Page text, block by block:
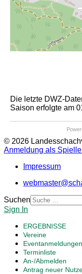
Die letzte DWZ-
Saison erfolgte am
© 2026
Anmeldung als
Impressum
Suchen
Sign In
ERGEBNISSE
Vereine
Eventanmeldungen
Terminliste
An-/Abmelden
Antrag neuer